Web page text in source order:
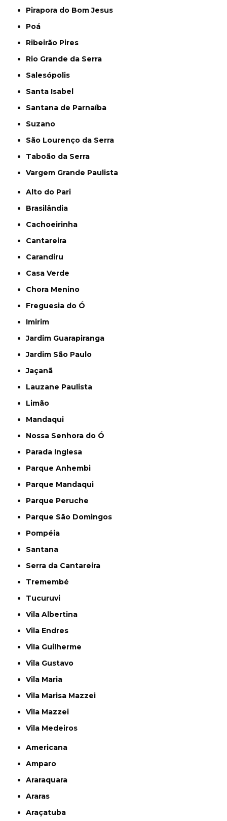
Pirapora do Bom Jesus
Poá
Ribeirão Pires
Rio Grande da Serra
Salesópolis
Santa Isabel
Santana de Parnaíba
Suzano
São Lourenço da Serra
Taboão da Serra
Vargem Grande Paulista
Alto do Pari
Brasilândia
Cachoeirinha
Cantareira
Carandiru
Casa Verde
Chora Menino
Freguesia do Ó
Imirim
Jardim Guarapiranga
Jardim São Paulo
Jaçanã
Lauzane Paulista
Limão
Mandaqui
Nossa Senhora do Ó
Parada Inglesa
Parque Anhembi
Parque Mandaqui
Parque Peruche
Parque São Domingos
Pompéia
Santana
Serra da Cantareira
Tremembé
Tucuruvi
Vila Albertina
Vila Endres
Vila Guilherme
Vila Gustavo
Vila Maria
Vila Marisa Mazzei
Vila Mazzei
Vila Medeiros
Americana
Amparo
Araraquara
Araras
Araçatuba